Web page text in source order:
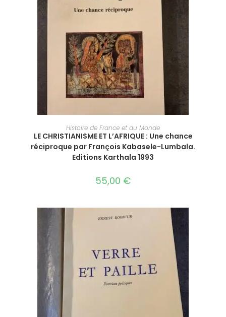
AJOUTER AU PANIER
Histoire de France et du Monde
LE CHRISTIANISME ET L’AFRIQUE : Une chance
réciproque par François Kabasele-Lumbala.
Editions Karthala 1993
55,00 €